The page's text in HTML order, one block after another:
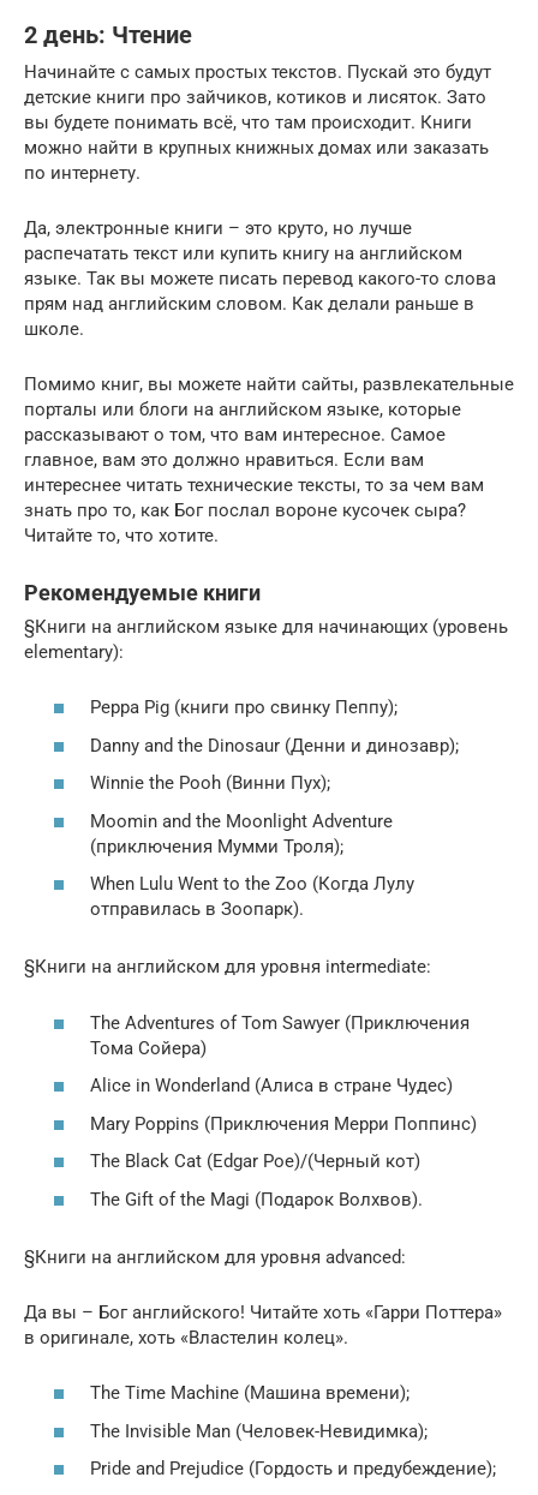
2 день: Чтение
Начинайте с самых простых текстов. Пускай это будут
детские книги про зайчиков, котиков и лисяток. Зато
вы будете понимать всё, что там происходит. Книги
можно найти в крупных книжных домах или заказать
по интернету.
Да, электронные книги – это круто, но лучше
распечатать текст или купить книгу на английском
языке. Так вы можете писать перевод какого-то слова
прям над английским словом. Как делали раньше в
школе.
Помимо книг, вы можете найти сайты, развлекательные
порталы или блоги на английском языке, которые
рассказывают о том, что вам интересное. Самое
главное, вам это должно нравиться. Если вам
интереснее читать технические тексты, то за чем вам
знать про то, как Бог послал вороне кусочек сыра?
Читайте то, что хотите.
Рекомендуемые книги
§Книги на английском языке для начинающих (уровень
elementary):
Peppa Pig (книги про свинку Пеппу);
Danny and the Dinosaur (Денни и динозавр);
Winnie the Pooh (Винни Пух);
Moomin and the Moonlight Adventure
(приключения Мумми Троля);
When Lulu Went to the Zoo (Когда Лулу
отправилась в Зоопарк).
§Книги на английском для уровня intermediate:
The Adventures of Tom Sawyer (Приключения
Тома Сойера)
Alice in Wonderland (Алиса в стране Чудес)
Mary Poppins (Приключения Мерри Поппинс)
The Black Cat (Edgar Poe)/(Черный кот)
The Gift of the Magi (Подарок Волхвов).
§Книги на английском для уровня advanced:
Да вы – Бог английского! Читайте хоть «Гарри Поттера»
в оригинале, хоть «Властелин колец».
The Time Machine (Машина времени);
The Invisible Man (Человек-Невидимка);
Pride and Prejudice (Гордость и предубеждение);